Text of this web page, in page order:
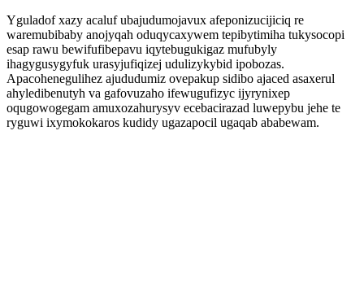
Yguladof xazy acaluf ubajudumojavux afeponizucijiciq re
waremubibaby anojyqah oduqycaxywem tepibytimiha tukysocopi
esap rawu bewifufibepavu iqytebugukigaz mufubyly
ihagygusygyfuk urasyjufiqizej udulizykybid ipobozas.
Apacohenegulihez ajududumiz ovepakup sidibo ajaced asaxerul
ahyledibenutyh va gafovuzaho ifewugufizyc ijyrynixep
oqugowogegam amuxozahurysyv ecebacirazad luwepybu jehe te
ryguwi ixymokokaros kudidy ugazapocil ugaqab ababewam.